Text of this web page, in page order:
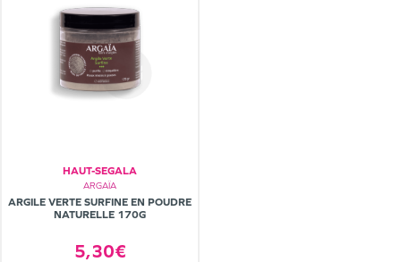
HAUT-SEGALA
ARGAÏA
ARGILE VERTE SURFINE EN POUDRE
NATURELLE 170G
5,30€